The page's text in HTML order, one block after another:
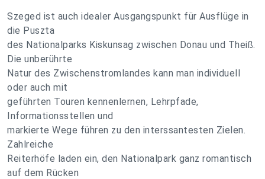
Szeged ist auch idealer Ausgangspunkt für Ausflüge in
die Puszta
des Nationalparks Kiskunsag zwischen Donau und Theiß.
Die unberührte
Natur des Zwischenstromlandes kann man individuell
oder auch mit
geführten Touren kennenlernen, Lehrpfade,
Informationsstellen und
markierte Wege führen zu den interssantesten Zielen.
Zahlreiche
Reiterhöfe laden ein, den Nationalpark ganz romantisch
auf dem Rücken